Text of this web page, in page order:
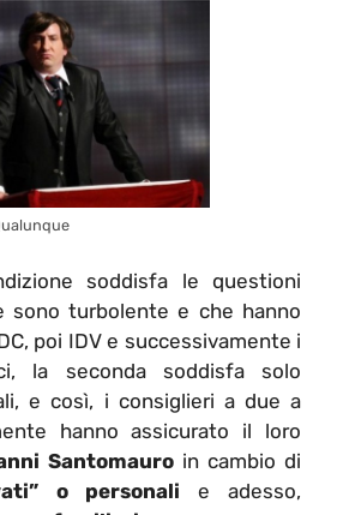
soddisfa le questioni
sono turbolente e che hanno
poi IDV e successivamente i
la seconda soddisfa solo
e così, i consiglieri a due a
hanno assicurato il loro
Santomauro in cambio di
o personali e adesso,